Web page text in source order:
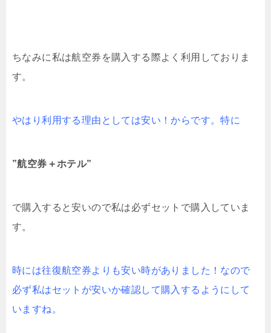
ちなみに私は航空券を購入する際よく利用しておりま
す。
やはり利用する理由としては安い！からです。特に
”航空券＋ホテル”
で購入すると安いので私は必ずセットで購入していま
す。
時には往復航空券よりも安い時がありました！なので
必ず私はセットが安いか確認して購入するようにして
いますね。